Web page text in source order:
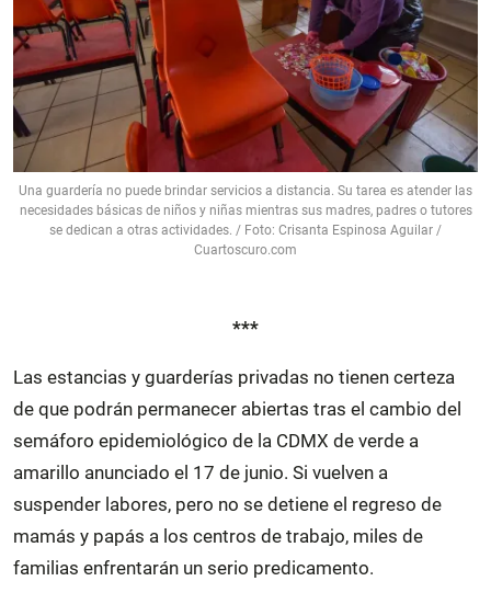
Una guardería no puede brindar servicios a distancia. Su tarea es atender las
necesidades básicas de niños y niñas mientras sus madres, padres o tutores
se dedican a otras actividades. / Foto: Crisanta Espinosa Aguilar /
Cuartoscuro.com
***
Las estancias y guarderías privadas no tienen certeza
de que podrán permanecer abiertas tras el cambio del
semáforo epidemiológico de la CDMX de verde a
amarillo anunciado el 17 de junio. Si vuelven a
suspender labores, pero no se detiene el regreso de
mamás y papás a los centros de trabajo, miles de
familias enfrentarán un serio predicamento.